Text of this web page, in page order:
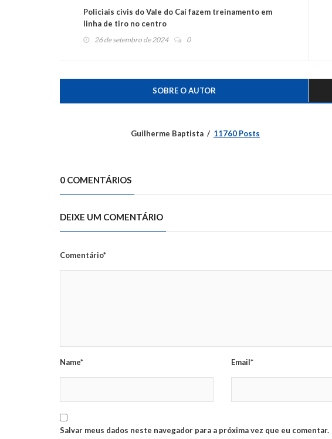
Policiais civis do Vale do Caí fazem treinamento em
linha de tiro no centro
26 de setembro de 2024 0
SOBRE O AUTOR
Guilherme Baptista 11760 Posts
0 COMENTÁRIOS
DEIXE UM COMENTÁRIO
Comentário*
Name* Email*
Salvar meus dados neste navegador para a próxima vez que eu comentar.